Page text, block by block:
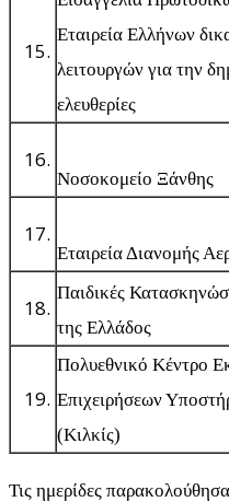
Εταιρεία Ελλήνων
λειτουργών για την
ελευθερίες
Νοσοκομείο Ξάνθης
Εταιρεία Διανομής
Παιδικές
της Ελλάδος
Πολυεθνικό Κέντρο
Επιχειρήσεων
(Κιλκίς)
Τις ημερίδες